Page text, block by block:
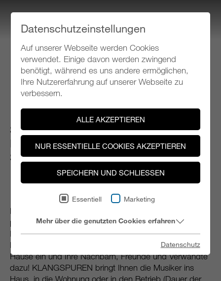
Klangspuren Schwaz
Programm 2014
SO 07.09.2014, 16.00 Uhr
In Wohnzimmern zwischen Stams und
Schwaz
RENT A MUSICIAN
Kurzkonzerte in Wohnzimmern und anderen geeigneten
privaten Räumen mit Teilnehmern der KLANGSPUREN
INTERNATIONALE ENSEMBLE MODERN AKADEMIE
Laden Sie ein Duo, Trio oder Quartett zu sich nach
Hause ein und Ihre Nachbarn, Freunde und Verwandte
dazu! KLANGSPUREN bringt Ihnen die Musiker ins
Haus, in die Wohnung oder in den Betrieb (Dauer der
Datenschutzeinstellungen
Auf unserer Webseite werden Cookies
verwendet. Einige davon werden zwingend
benötigt, während es uns andere ermöglichen,
Ihre Nutzererfahrung auf unserer Webseite zu
verbessern.
ALLE AKZEPTIEREN
NUR ESSENTIELLE COOKIES AKZEPTIEREN
SPEICHERN UND SCHLIESSEN
Essentiell Marketing
Mehr über die genutzten Cookies erfahren
Datenschutz